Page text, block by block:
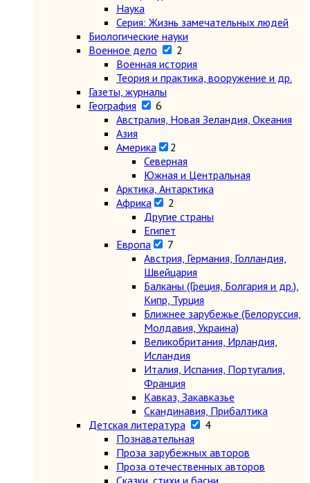
Наука
Серия: Жизнь замечательных людей
Биологические науки
Военное дело
2
Военная история
Теория и практика, вооружение и др.
Газеты, журналы
География
6
Австралия, Новая Зеландия, Океания
Азия
Америка
2
Северная
Южная и Центральная
Арктика, Антарктика
Африка
2
Другие страны
Египет
Европа
7
Австрия, Германия, Голландия,
Швейцария
Балканы (Греция, Болгария и др.),
Кипр, Турция
Ближнее зарубежье (Белоруссия,
Молдавия, Украина)
Великобритания, Ирландия,
Исландия
Италия, Испания, Португалия,
Франция
Кавказ, Закавказье
Скандинавия, Прибалтика
Детская литература
4
Познавательная
Проза зарубежных авторов
Проза отечественных авторов